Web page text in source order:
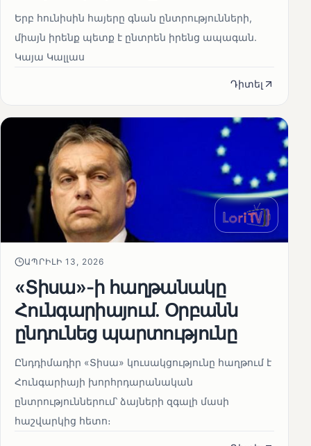
Երբ հունիսին հայերը գնան ընտրությունների,
միայն իրենք պետք է ընտրեն իրենց ապագան.
Կայա Կալլաս
Դիտել
ԱՊՐԻԼԻ 13, 2026
«Տիսա»-ի հաղթանակը
Հունգարիայում․ Օրբանն
ընդունեց պարտությունը
Ընդդիմադիր «Տիսա» կուսակցությունը հաղթում է
Հունգարիայի խորհրդարանական
ընտրություններում՝ ձայների զգալի մասի
հաշվարկից հետո։